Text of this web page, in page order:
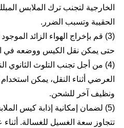
الخارجية لتجنب ترك الملابس
الحقيبة وتسبب الضرر.
(3) قم بإخراج الهواء الزائد
حتى يمكن نقل الكيس ووضعه في
(4) من أجل تجنب التلوث الثانوي
العرضي أثناء النقل، يمكن
ونظيف آخر للشحن.
(5) لضمان إمكانية إذابة كيس
تتجاوز سعة الغسيل للغسالة. أثناء